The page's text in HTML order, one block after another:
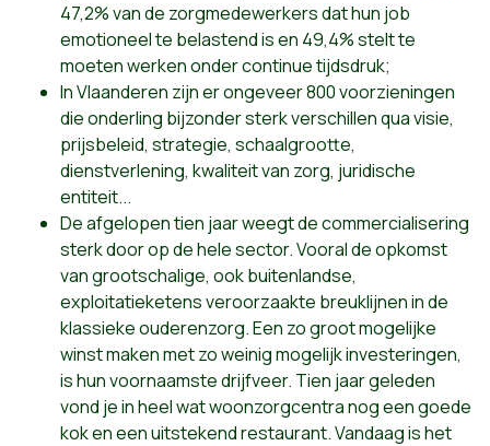
47,2% van de zorgmedewerkers dat hun job
emotioneel te belastend is en 49,4% stelt te
moeten werken onder continue tijdsdruk;
In Vlaanderen zijn er ongeveer 800 voorzieningen
die onderling bijzonder sterk verschillen qua visie,
prijsbeleid, strategie, schaalgrootte,
dienstverlening, kwaliteit van zorg, juridische
entiteit...
De afgelopen tien jaar weegt de commercialisering
sterk door op de hele sector. Vooral de opkomst
van grootschalige, ook buitenlandse,
exploitatieketens veroorzaakte breuklijnen in de
klassieke ouderenzorg. Een zo groot mogelijke
winst maken met zo weinig mogelijk investeringen,
is hun voornaamste drijfveer. Tien jaar geleden
vond je in heel wat woonzorgcentra nog een goede
kok en een uitstekend restaurant. Vandaag is het